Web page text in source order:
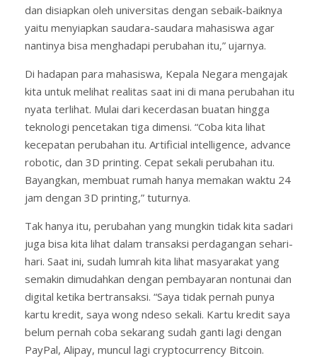
dan disiapkan oleh universitas dengan sebaik-baiknya
yaitu menyiapkan saudara-saudara mahasiswa agar
nantinya bisa menghadapi perubahan itu,” ujarnya.
Di hadapan para mahasiswa, Kepala Negara mengajak
kita untuk melihat realitas saat ini di mana perubahan itu
nyata terlihat. Mulai dari kecerdasan buatan hingga
teknologi pencetakan tiga dimensi. “Coba kita lihat
kecepatan perubahan itu. Artificial intelligence, advance
robotic, dan 3D printing. Cepat sekali perubahan itu.
Bayangkan, membuat rumah hanya memakan waktu 24
jam dengan 3D printing,” tuturnya.
Tak hanya itu, perubahan yang mungkin tidak kita sadari
juga bisa kita lihat dalam transaksi perdagangan sehari-
hari. Saat ini, sudah lumrah kita lihat masyarakat yang
semakin dimudahkan dengan pembayaran nontunai dan
digital ketika bertransaksi. “Saya tidak pernah punya
kartu kredit, saya wong ndeso sekali. Kartu kredit saya
belum pernah coba sekarang sudah ganti lagi dengan
PayPal, Alipay, muncul lagi cryptocurrency Bitcoin.